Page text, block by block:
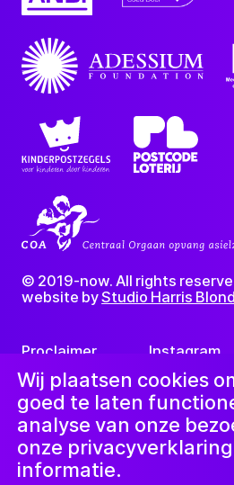
Wij plaatsen cookies
goed te laten
analyse van onze
onze
informatie.
Proclaimer Instagram
LinkedIn
Nieuwsbrief
© 2019-now. All rights
website byStudio Harris